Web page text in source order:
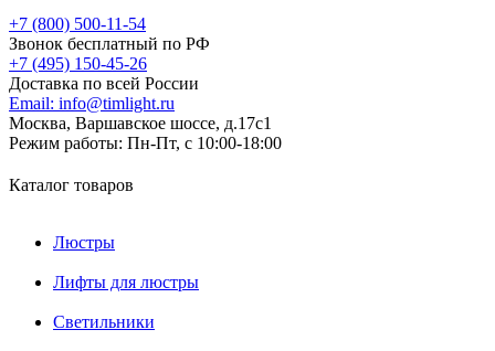
+7 (800) 500-11-54
Звонок бесплатный по РФ
+7 (495) 150-45-26
Доставка по всей России
Email: info@timlight.ru
Москва, Варшавское шоссе, д.17c1
Режим работы: Пн-Пт, с 10:00-18:00
Каталог товаров
Люстры
Лифты для люстры
Светильники